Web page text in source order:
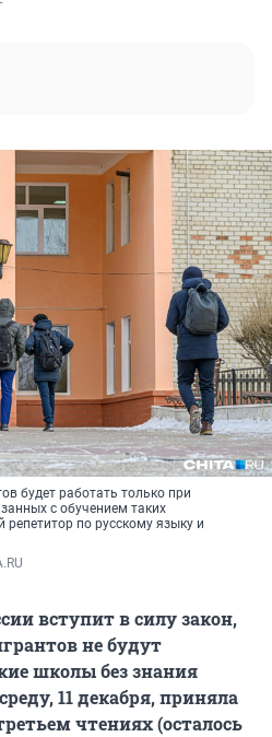
будет работать только при
с обучением таких
репетитор по русскому языку и
вступит в силу закон,
не будут
школы без знания
11 декабря, приняла
чтениях (осталось